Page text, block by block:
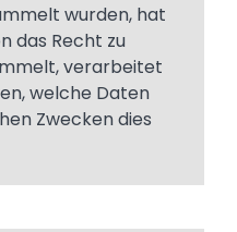
wurden, hat
das Recht zu
verarbeitet
welche Daten
Zwecken dies